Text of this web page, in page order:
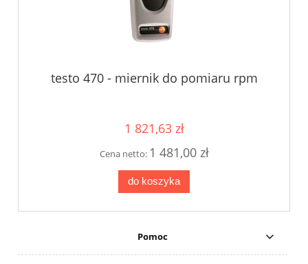
testo 470 - miernik do pomiaru rpm
1 821,63 zł
Cena netto: 1 481,00 zł
do koszyka
Pomoc